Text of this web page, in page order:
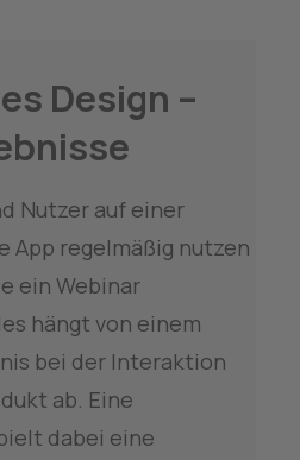
Design –
Nutzer auf einer
App regelmäßig nutzen
ein Webinar
hängt von einem
bei der Interaktion
ab. Eine
dabei eine